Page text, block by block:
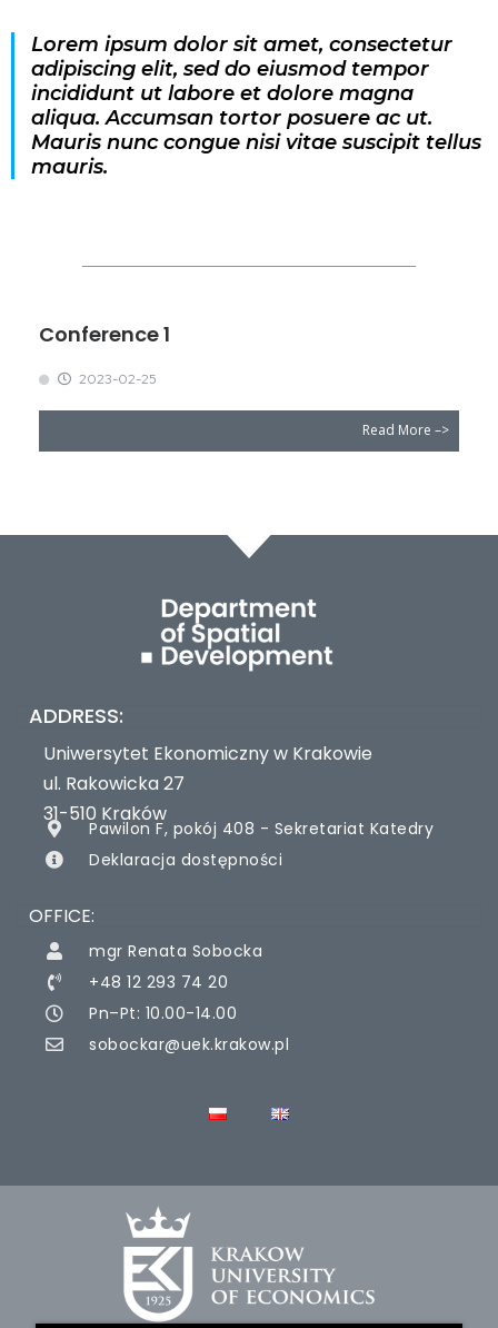
Lorem ipsum dolor sit amet, consectetur
adipiscing elit, sed do eiusmod tempor
incididunt ut labore et dolore magna
aliqua. Accumsan tortor posuere ac ut.
Mauris nunc congue nisi vitae suscipit tellus
mauris.
Conference 1
2023-02-25
Read More –>
ADDRESS:
Uniwersytet Ekonomiczny w Krakowie
ul. Rakowicka 27
31-510 Kraków
Pawilon F, pokój 408 - Sekretariat Katedry
Deklaracja dostępności
OFFICE:
mgr Renata Sobocka
+48 12 293 74 20
Pn–Pt: 10.00-14.00
sobockar@uek.krakow.pl